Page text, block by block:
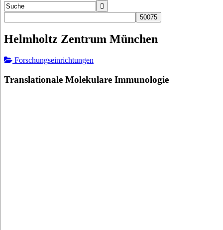
Helmholtz Zentrum München
Forschungseinrichtungen
Translationale Molekulare Immunologie